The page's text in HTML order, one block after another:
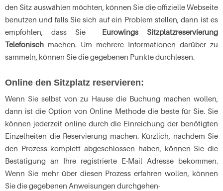
den Sitz auswählen möchten, können Sie die offizielle Webseite
benutzen und falls Sie sich auf ein Problem stellen, dann ist es
empfohlen, dass Sie
Eurowings Sitzplatzreservierung
Telefonisch machen. Um mehrere Informationen darüber zu
sammeln, können Sie die gegebenen Punkte durchlesen.
Online den Sitzplatz reservieren:
Wenn Sie selbst von zu Hause die Buchung machen wollen,
dann ist die Option von Online Methode die beste für Sie. Sie
können jederzeit online durch die Einreichung der benötigten
Einzelheiten die Reservierung machen. Kürzlich, nachdem Sie
den Prozess komplett abgeschlossen haben, können Sie die
Bestätigung an Ihre registrierte E-Mail Adresse bekommen.
Wenn Sie mehr über diesen Prozess erfahren wollen, können
Sie die gegebenen Anweisungen durchgehen-